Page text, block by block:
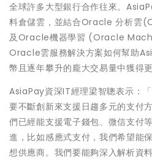
全球許多大型銀行合作往來。
料倉儲雲，並結合Oracle 分析
及Oracle機器學習 (Oracle
Oracle雲服務解決方案如何幫助
幣且逐年攀升的龐大交易量中獲得
AsiaPay資深IT經理梁智聰表示：
要不斷創新來支援日趨多元的支付
們已經能支援電子錢包、微信支付
進，比如感應式支付，我們希望能
想供應商。我們要能夠深入解析資